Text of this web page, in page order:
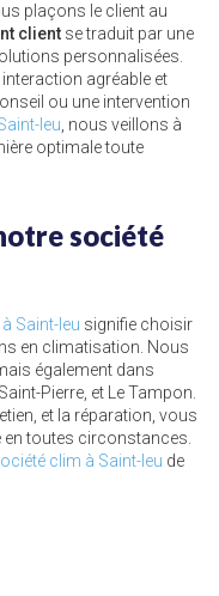
plaçons le client au
client se traduit par une
personnalisées.
agréable et
ou une intervention
leu , nous veillons à
optimale toute
société
Saint-leu signifie choisir
en climatisation. Nous
également dans
Pierre, et Le Tampon.
et la réparation, vous
toutes circonstances.
clim à Saint-leu de